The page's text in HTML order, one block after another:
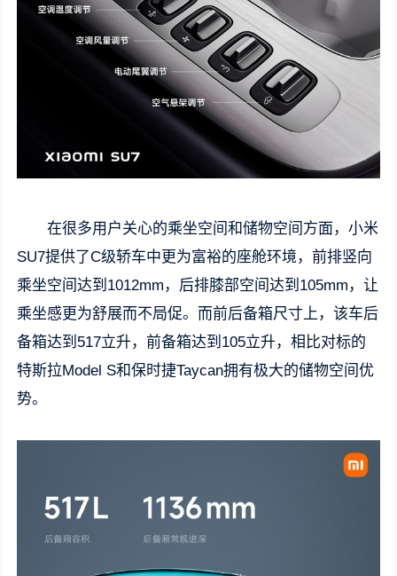
在很多用户关心的乘坐空间和储物空间方面，小米
SU7提供了C级轿车中更为富裕的座舱环境，前排竖向
乘坐空间达到1012mm，后排膝部空间达到105mm，让
乘坐感更为舒展而不局促。而前后备箱尺寸上，该车后
备箱达到517立升，前备箱达到105立升，相比对标的
特斯拉Model S和保时捷Taycan拥有极大的储物空间优
势。